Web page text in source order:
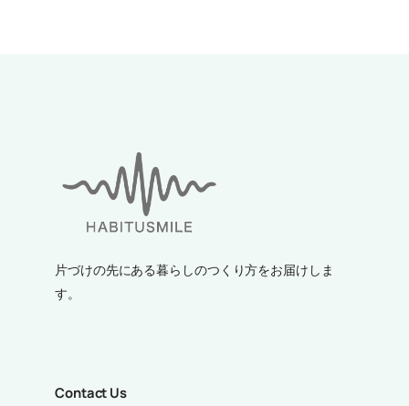
片づけの先にある暮らしのつくり方をお届けしま
す。
Contact Us